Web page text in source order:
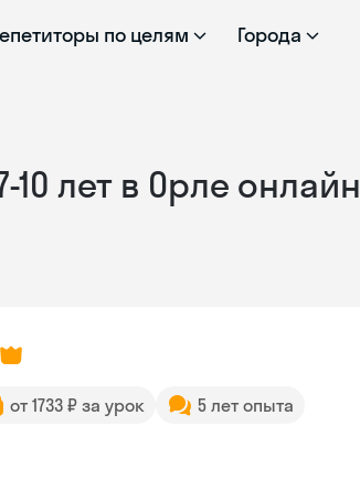
по целям Города
лет в Орле онлайн
от 1733 ₽ за урок 5 лет опыта